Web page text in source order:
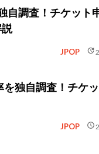
自調査！チケット
JPOP update
を独自調査！チケ
JPOP schedule